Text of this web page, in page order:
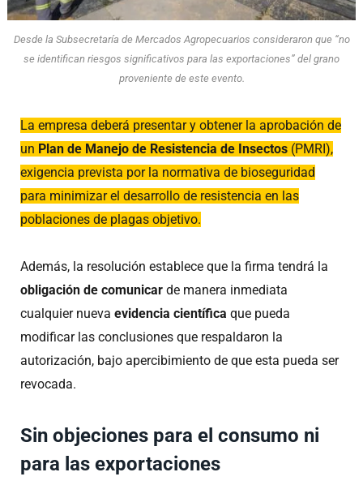
Desde la Subsecretaría de Mercados Agropecuarios consideraron que “no
se identifican riesgos significativos para las exportaciones” del grano
proveniente de este evento.
La empresa deberá presentar y obtener la aprobación de
un Plan de Manejo de Resistencia de Insectos (PMRI),
exigencia prevista por la normativa de bioseguridad
para minimizar el desarrollo de resistencia en las
poblaciones de plagas objetivo.
Además, la resolución establece que la firma tendrá la
obligación de comunicar de manera inmediata
cualquier nueva evidencia científica que pueda
modificar las conclusiones que respaldaron la
autorización, bajo apercibimiento de que esta pueda ser
revocada.
Sin objeciones para el consumo ni
para las exportaciones